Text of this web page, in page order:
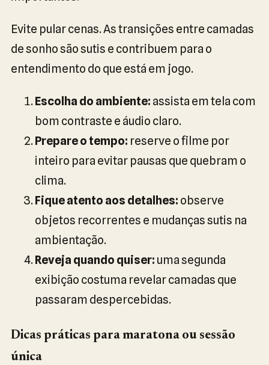
Evite pular cenas. As transições entre camadas
de sonho são sutis e contribuem para o
entendimento do que está em jogo.
Escolha do ambiente: assista em tela com
bom contraste e áudio claro.
Prepare o tempo: reserve o filme por
inteiro para evitar pausas que quebram o
clima.
Fique atento aos detalhes: observe
objetos recorrentes e mudanças sutis na
ambientação.
Reveja quando quiser: uma segunda
exibição costuma revelar camadas que
passaram despercebidas.
Dicas práticas para maratona ou sessão
única